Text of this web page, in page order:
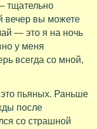
тщательно
вечер вы можете
— это я на ночь
у меня
всегда со мной,
пьяных. Раньше
после
со страшной